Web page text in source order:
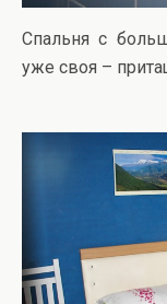
Спальня с
уже своя –